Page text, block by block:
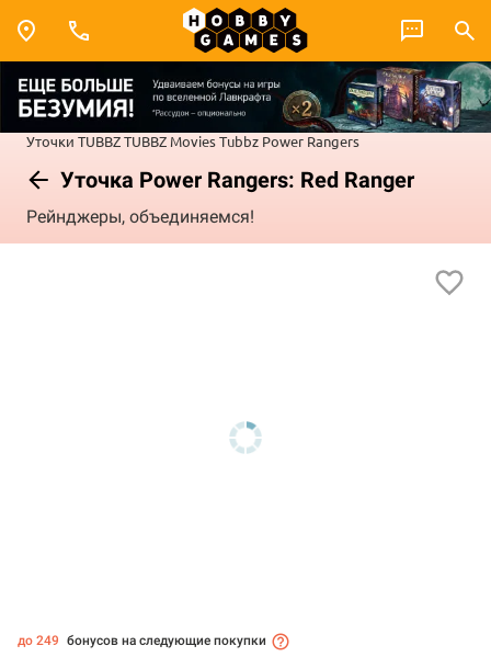
Уточки TUBBZTUBBZ MoviesTubbz Power Rangers
Уточка Power Rangers: Red Ranger
Рейнджеры, объединяемся!
до 249 бонусов на следующие покупки